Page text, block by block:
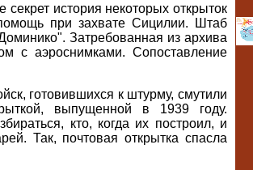
история некоторых открыток
при захвате Сицилии. Штаб
Затребованная из архива
с аэроснимками. Сопоставление
готовившихся к штурму, смутили
выпущенной в 1939 году.
кто, когда их построил, и
Так, почтовая открытка спасла